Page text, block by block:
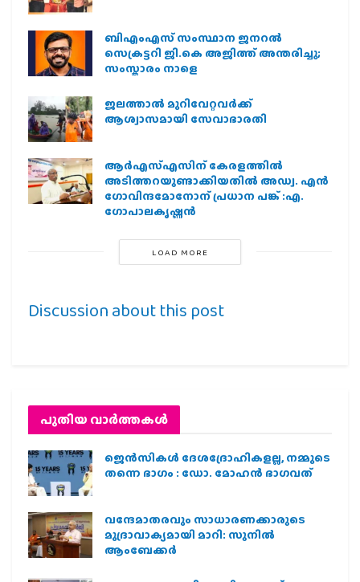
ബിഎംഎസ് സംസ്ഥാന ജനറൽ
സെക്രട്ടറി ജി.കെ അജിത്ത് അന്തരിച്ചു;
സംസ്കാരം നാളെ
ജലത്താല്‍ മുറിവേറ്റവര്‍ക്ക്
ആശ്വാസമായി സേവാഭാരതി
ആര്‍എസ്എസിന് കേരളത്തില്‍
അടിത്തറയുണ്ടാക്കിയതില്‍ അഡ്വ. എന്‍
ഗോവിന്ദമോനോന് പ്രധാന പങ്ക് :എ.
ഗോപാലകൃഷ്ണന്‍
LOAD MORE
Discussion about this post
പുതിയ വാര്‍ത്തകള്‍
ജെന്‍സികള്‍ ദേശദ്രോഹികളല്ല, നമ്മുടെ
തന്നെ ഭാഗം : ഡോ. മോഹന്‍ ഭാഗവത്
വന്ദേമാതരവും സാധാരണക്കാരുടെ
മുദ്രാവാക്യമായി മാറി: സുനിൽ
ആംബേക്കർ